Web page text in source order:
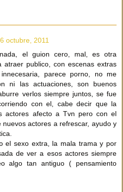
octubre, 2011
el guion cero, mal, es otra
atraer publico, con escenas extras
parece porno, no me
ni las actuaciones, son buenos
verlos siempre juntos, se fue
con el, cabe decir que la
actores afecto a Tvn pero con el
actores a refrescar, ayudo y
el sexo extra, la mala trama y por
de ver a esos actores siempre
algo tan antiguo ( pensamiento